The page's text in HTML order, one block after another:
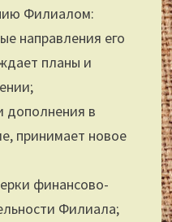
Филиалом:
направления его
планы и
дополнения в
принимает новое
финансово-
Филиала;